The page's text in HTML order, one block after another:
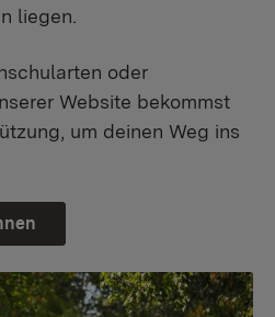
liegen.
oder
Website bekommst
um deinen Weg ins